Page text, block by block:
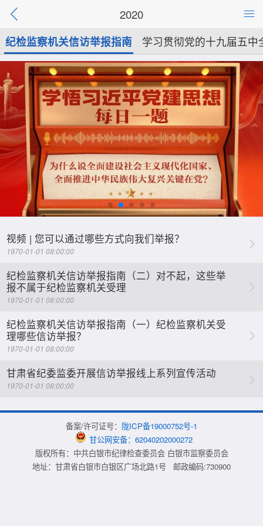
2020
纪检监察机关信访举报指南 学习贯彻党的十九届五中
视频 | 您可以通过哪些方式向我们举报？
1970-01-01 08:00:00
纪检监察机关信访举报指南（二）对不起，这些举
报不属于纪检监察机关受理
1970-01-01 08:00:00
纪检监察机关信访举报指南（一）纪检监察机关受
理哪些信访举报？
1970-01-01 08:00:00
甘肃省纪委监委开展信访举报线上系列宣传活动
1970-01-01 08:00:00
备案/许可证号： 陇ICP备19000752号-1
甘公网安备：62040202000272
版权所有：中共白银市纪律检查委员会 白银市监察委员会
地址：甘肃省白银市白银区广场北路1号 邮政编码:730900